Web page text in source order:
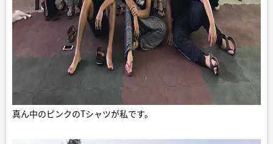
真ん中のピンクのTシャツが私です。